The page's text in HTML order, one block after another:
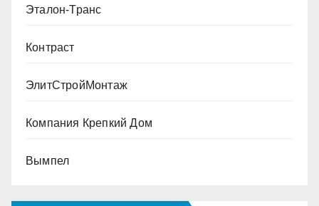
Эталон-Транс
Контраст
ЭлитСтройМонтаж
Компания Крепкий Дом
Вымпел